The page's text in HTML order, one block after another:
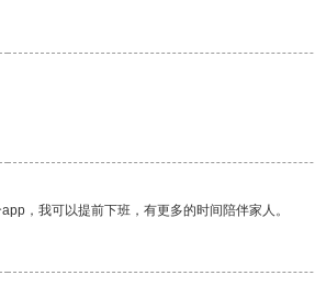
，我可以提前下班，有更多的时间陪伴家人。